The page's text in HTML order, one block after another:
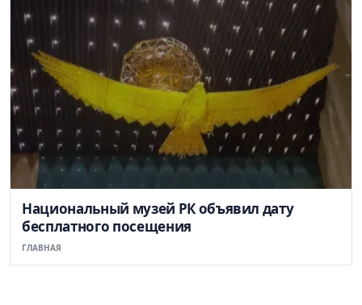
Национальный музей РК объявил дату
бесплатного посещения
ГЛАВНАЯ